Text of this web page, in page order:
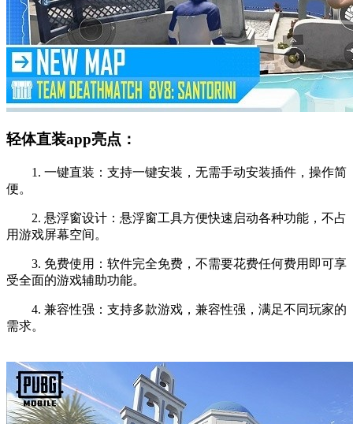
轻体直装app亮点：
1. 一键直装：支持一键安装，无需手动安装插件，操作简
便。
2. 悬浮窗设计：悬浮窗工具方便快速启动各种功能，不占
用游戏屏幕空间。
3. 免费使用：软件完全免费，不需要花费任何费用即可享
受全面的游戏辅助功能。
4. 兼容性强：支持多款游戏，兼容性强，满足不同玩家的
需求。